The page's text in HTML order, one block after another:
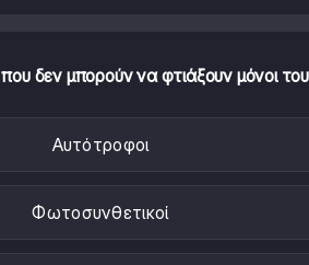
δεν μπορούν να φτιάξουν μόνοι
Αυτότροφοι
Φωτοσυνθετικοί